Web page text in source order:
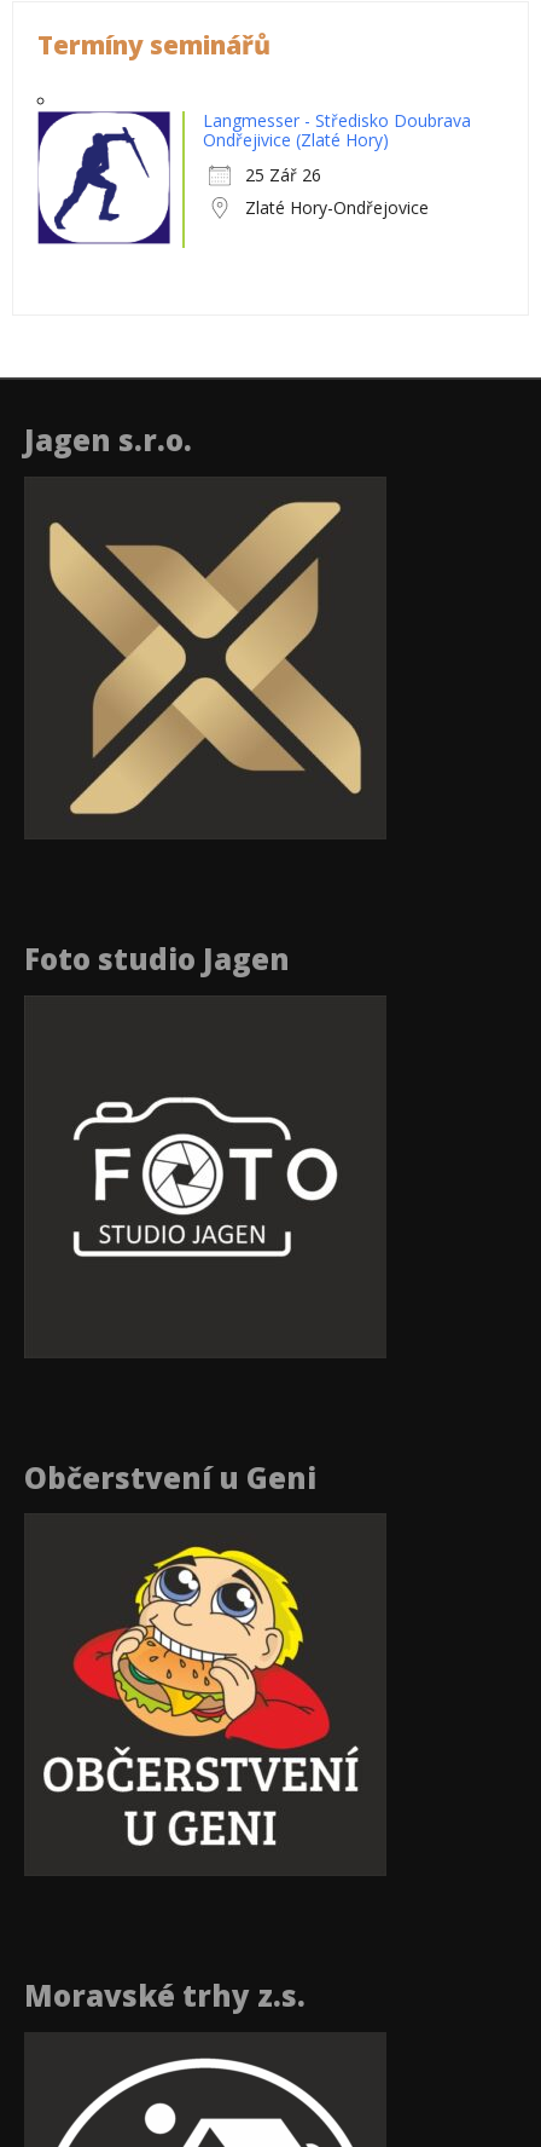
Termíny seminářů
Langmesser - Středisko Doubrava
Ondřejivice (Zlaté Hory)
25 Zář 26
Zlaté Hory-Ondřejovice
Jagen s.r.o.
Foto studio Jagen
Občerstvení u Geni
Moravské trhy z.s.